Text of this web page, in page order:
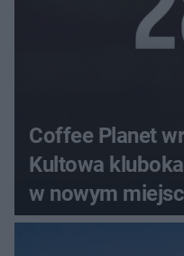
Coffee Planet
Kultowa
w nowym